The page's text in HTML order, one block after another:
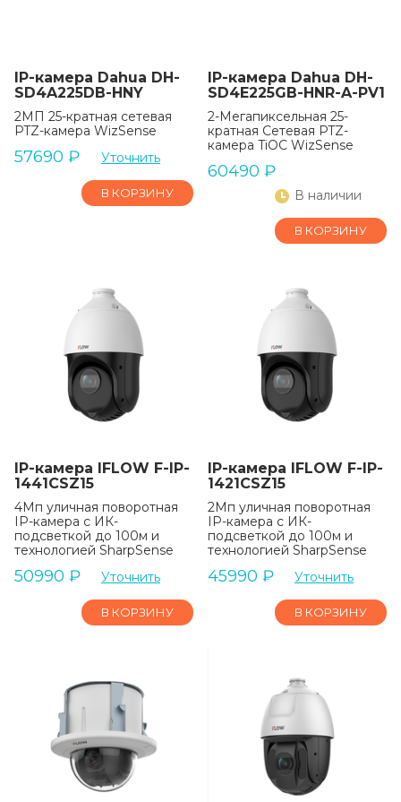
IP-камера Dahua DH-
SD4A225DB-HNY
2МП 25-кратная сетевая
PTZ-камера WizSense
57690 ₽ Уточнить
В КОРЗИНУ
IP-камера Dahua DH-
SD4E225GB-HNR-A-PV1
2-Мегапиксельная 25-
кратная Сетевая PTZ-
камера TiOC WizSense
60490 ₽
В наличии
В КОРЗИНУ
IP-камера IFLOW F-IP-
1441CSZ15
4Мп уличная поворотная
IP-камера с ИК-
подсветкой до 100м и
технологией SharpSense
50990 ₽ Уточнить
В КОРЗИНУ
IP-камера IFLOW F-IP-
1421CSZ15
2Мп уличная поворотная
IP-камера с ИК-
подсветкой до 100м и
технологией SharpSense
45990 ₽ Уточнить
В КОРЗИНУ